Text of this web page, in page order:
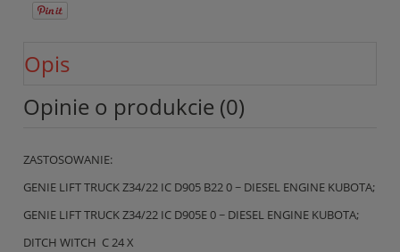
Opis
Opinie o produkcie (0)
ZASTOSOWANIE:
GENIE LIFT TRUCK Z34/22 IC D905 B22 0 ~ DIESEL ENGINE KUBOTA;
GENIE LIFT TRUCK Z34/22 IC D905E 0 ~ DIESEL ENGINE KUBOTA;
DITCH WITCH C 24 X